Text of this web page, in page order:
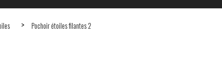
Pochoir étoiles filantes 2